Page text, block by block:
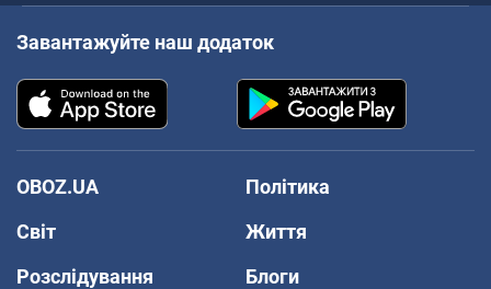
Завантажуйте наш додаток
OBOZ.UA
Політика
Світ
Життя
Розслідування
Блоги